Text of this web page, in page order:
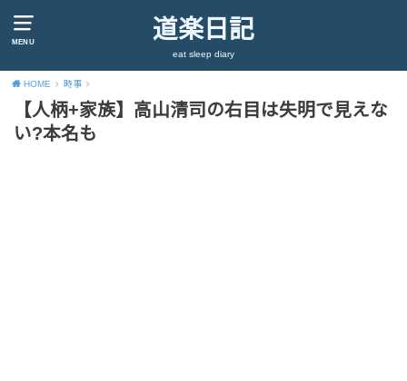
MENU 道楽日記
eat sleep diary
HOME 時事
【人柄+家族】高山清司の右目は失明で見えな
い?本名も